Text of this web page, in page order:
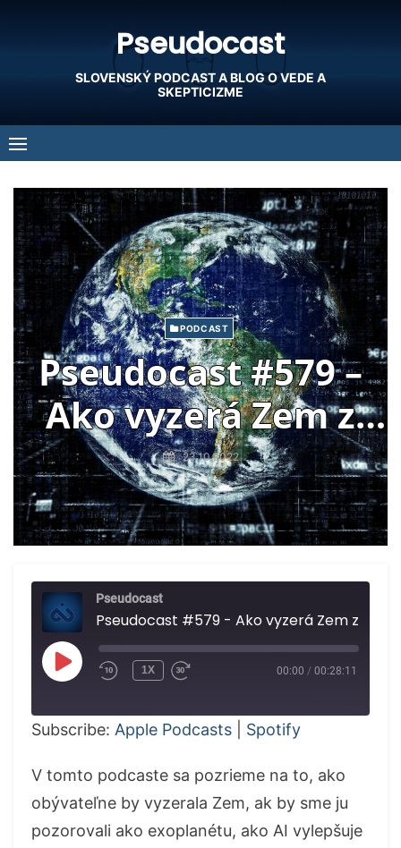
Pseudocast
SLOVENSKÝ PODCAST A BLOG O VEDE A
SKEPTICIZME
PODCAST
Pseudocast #579 –
Ako vyzerá Zem z
diaľky, AI rieši
matice, ozveny moru
v génoch
23.10.2022
Pseudocast
PLAY
EPISODE
1X 00:00 / 00:28:11
Subscribe: Apple Podcasts Spotify
V tomto podcaste sa pozrieme na to, ako
obývateľne by vyzerala Zem, ak by sme ju
pozorovali ako exoplanétu, ako AI vylepšuje